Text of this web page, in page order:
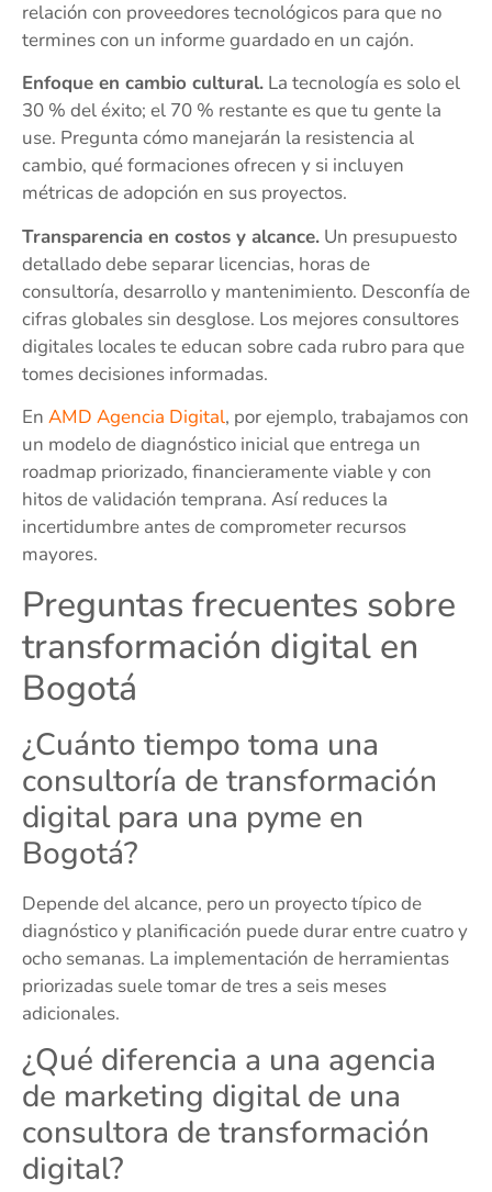
relación con proveedores tecnológicos para que no
termines con un informe guardado en un cajón.
Enfoque en cambio cultural. La tecnología es solo el
30 % del éxito; el 70 % restante es que tu gente la
use. Pregunta cómo manejarán la resistencia al
cambio, qué formaciones ofrecen y si incluyen
métricas de adopción en sus proyectos.
Transparencia en costos y alcance. Un presupuesto
detallado debe separar licencias, horas de
consultoría, desarrollo y mantenimiento. Desconfía de
cifras globales sin desglose. Los mejores consultores
digitales locales te educan sobre cada rubro para que
tomes decisiones informadas.
En AMD Agencia Digital, por ejemplo, trabajamos con
un modelo de diagnóstico inicial que entrega un
roadmap priorizado, financieramente viable y con
hitos de validación temprana. Así reduces la
incertidumbre antes de comprometer recursos
mayores.
Preguntas frecuentes sobre
transformación digital en
Bogotá
¿Cuánto tiempo toma una
consultoría de transformación
digital para una pyme en
Bogotá?
Depende del alcance, pero un proyecto típico de
diagnóstico y planificación puede durar entre cuatro y
ocho semanas. La implementación de herramientas
priorizadas suele tomar de tres a seis meses
adicionales.
¿Qué diferencia a una agencia
de marketing digital de una
consultora de transformación
digital?